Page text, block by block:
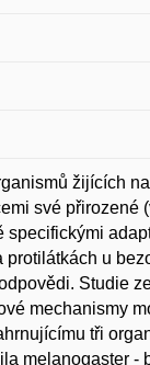
žijících
své přirozené
specifickými
u
Studie
mechanismy
tři
melanogaster -